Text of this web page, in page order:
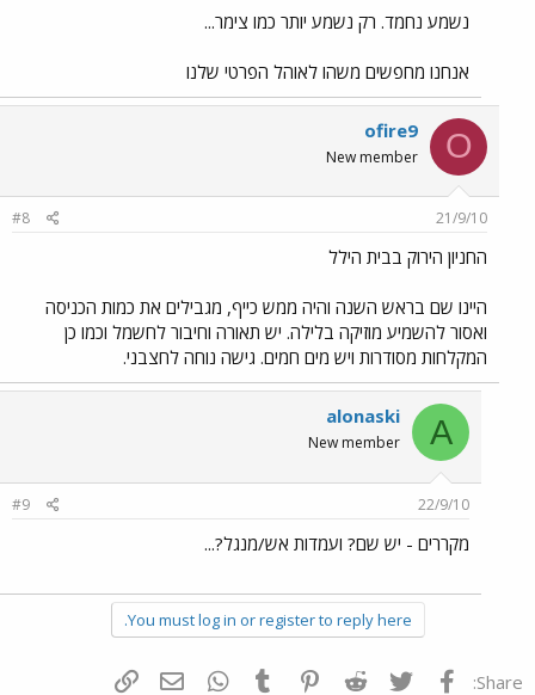
נשמע נחמד. רק נשמע יותר כמו צימר...
אנחנו מחפשים משהו לאוהל הפרטי שלנו
O
ofire9
New member
21/9/10
#8
החניון הירוק בבית הילל
היינו שם בראש השנה והיה ממש כייף, מגבילים את כמות הכניסה
ואסור להשמיע מוזיקה בלילה. יש תאורה וחיבור לחשמל וכמו כן
המקלחות מסודרות ויש מים חמים. גישה נוחה לחצבני.
A
alonaski
New member
22/9/10
#9
מקררים - יש שם? ועמדות אש/מנגל?...
You must log in or register to reply here.
Share: פייסבוק Twitter
Reddit
Pinterest
Tumblr
WhatsAppדואר אלקטרוני